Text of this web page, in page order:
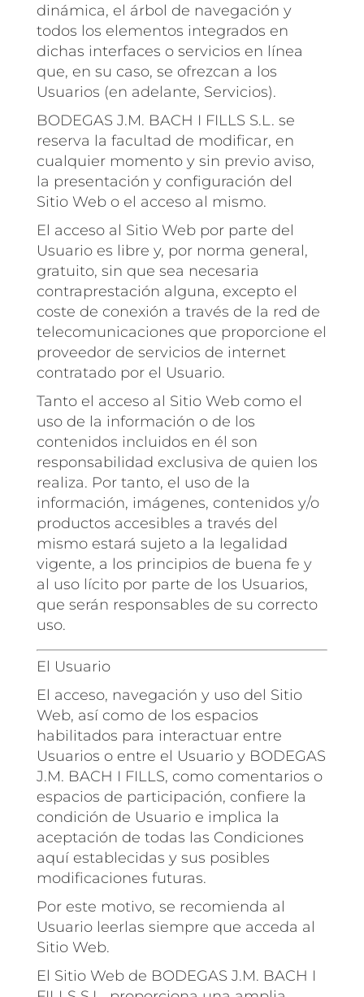
dinámica, el árbol de navegación y
todos los elementos integrados en
dichas interfaces o servicios en línea
que, en su caso, se ofrezcan a los
Usuarios (en adelante, Servicios).
BODEGAS J.M. BACH I FILLS S.L. se
reserva la facultad de modificar, en
cualquier momento y sin previo aviso,
la presentación y configuración del
Sitio Web o el acceso al mismo.
El acceso al Sitio Web por parte del
Usuario es libre y, por norma general,
gratuito, sin que sea necesaria
contraprestación alguna, excepto el
coste de conexión a través de la red de
telecomunicaciones que proporcione el
proveedor de servicios de internet
contratado por el Usuario.
Tanto el acceso al Sitio Web como el
uso de la información o de los
contenidos incluidos en él son
responsabilidad exclusiva de quien los
realiza. Por tanto, el uso de la
información, imágenes, contenidos y/o
productos accesibles a través del
mismo estará sujeto a la legalidad
vigente, a los principios de buena fe y
al uso lícito por parte de los Usuarios,
que serán responsables de su correcto
uso.
El Usuario
El acceso, navegación y uso del Sitio
Web, así como de los espacios
habilitados para interactuar entre
Usuarios o entre el Usuario y BODEGAS
J.M. BACH I FILLS, como comentarios o
espacios de participación, confiere la
condición de Usuario e implica la
aceptación de todas las Condiciones
aquí establecidas y sus posibles
modificaciones futuras.
Por este motivo, se recomienda al
Usuario leerlas siempre que acceda al
Sitio Web.
El Sitio Web de BODEGAS J.M. BACH I